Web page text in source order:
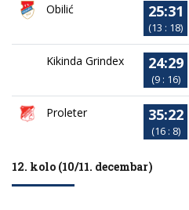
Obilić 25:31
(13 : 18)
Kikinda Grindex 24:29
(9 : 16)
Proleter 35:22
(16 : 8)
12. kolo (10/11. decembar)